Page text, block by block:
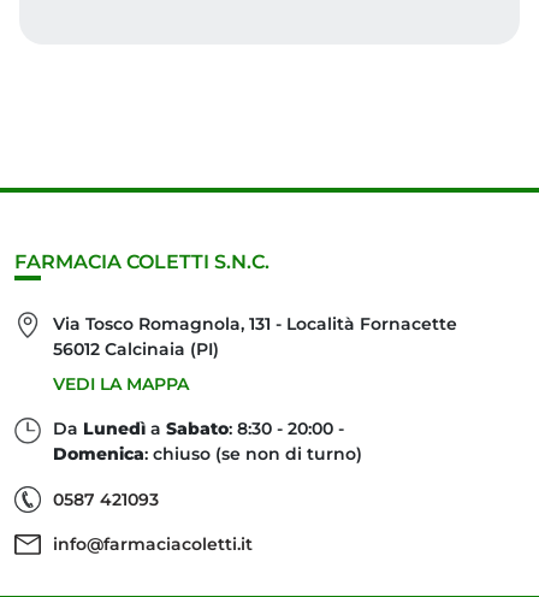
FARMACIA COLETTI S.N.C.
Via Tosco Romagnola, 131 - Località Fornacette
56012 Calcinaia (PI)
VEDI LA MAPPA
Da Lunedì a Sabato: 8:30 - 20:00 -
Domenica: chiuso (se non di turno)
0587 421093
info@farmaciacoletti.it